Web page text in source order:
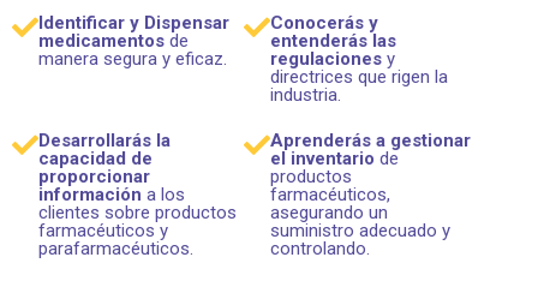
Identificar y Dispensar
medicamentos de
manera segura y eficaz.
Conocerás y
entenderás las
regulacionesy
directrices que rigen la
industria.
Desarrollarás la
capacidad de
proporcionar
información a los
clientes sobre productos
farmacéuticos y
parafarmacéuticos.
Aprenderás a gestionar
el inventario de
productos
farmacéuticos,
asegurando un
suministro adecuado y
controlando.